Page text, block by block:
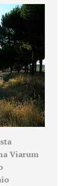
Viarum